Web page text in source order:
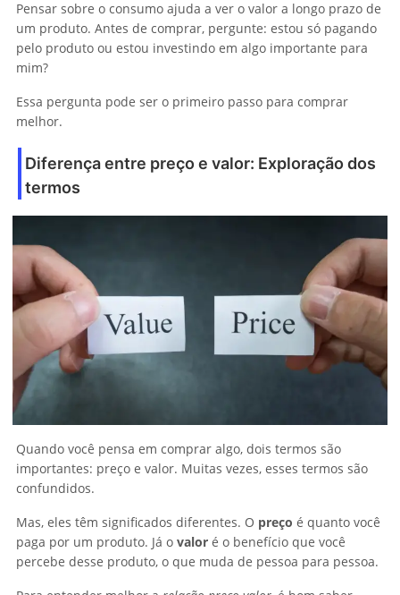
Pensar sobre o consumo ajuda a ver o valor a longo prazo de
um produto. Antes de comprar, pergunte: estou só pagando
pelo produto ou estou investindo em algo importante para
mim?
Essa pergunta pode ser o primeiro passo para comprar
melhor.
Diferença entre preço e valor: Exploração dos
termos
Quando você pensa em comprar algo, dois termos são
importantes: preço e valor. Muitas vezes, esses termos são
confundidos.
Mas, eles têm significados diferentes. O preço é quanto você
paga por um produto. Já o valor é o benefício que você
percebe desse produto, o que muda de pessoa para pessoa.